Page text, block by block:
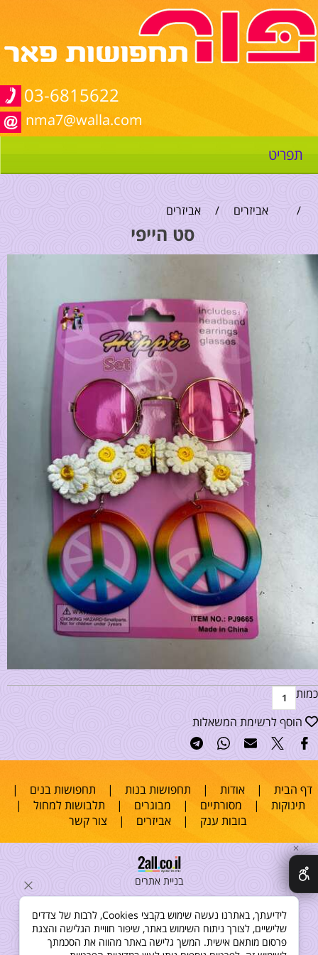
03-6815622
nma7@walla.com
תפריט
/ אביזרים / אביזרים
סט הייפי
כמות
הוסף לרשימת המשאלות
דף הבית |אודות | תחפושות בנות | תחפושות בנים |
תינוקות | מסורתיים | מבוגרים | תלבושות למחול |
בובות ענק |אביזרים | צור קשר
בניית אתרים
✕
לידיעתך, באתרנו נעשה שימוש בקבצי Cookies, לרבות של צדדים
שלישיים, לצורך ניתוח השימוש באתר, שיפור חוויית הגלישה והצגת
פרסום מותאם אישית. המשך גלישה באתר מהווה את הסכמתך